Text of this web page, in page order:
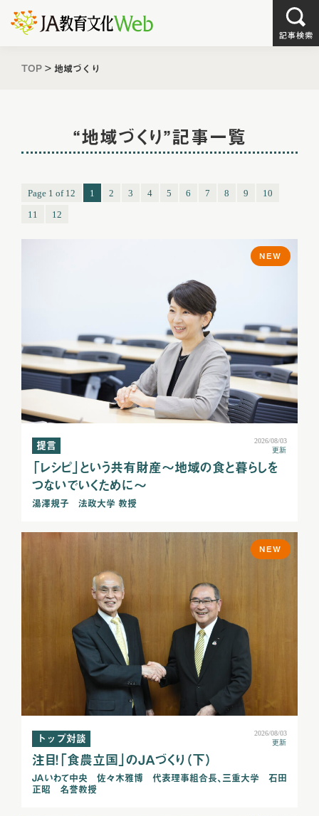
TOP > 地域づくり
“地域づくり”記事一覧
Page 1 of 12 1 2 3 4 5 6 7 8 9
10
11
12
NEW
提言
2026/08/03
更新
「レシピ」という共有財産～地域の食と暮らしを
つないでいくために～
湯澤規子 法政大学 教授
NEW
トップ対談
2026/08/03
更新
注目！「食農立国」のＪＡづくり（下）
ＪＡいわて中央 佐々木雅博 代表理事組合長、三重大学 石田
正昭 名誉教授